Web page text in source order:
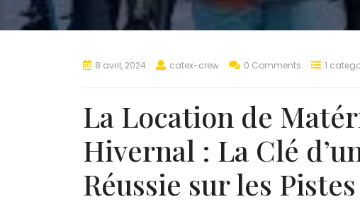
8 avril, 2024 catex-crew 0 Comments 1
La Location de
Hivernal : La Clé
Réussie sur les Pistes